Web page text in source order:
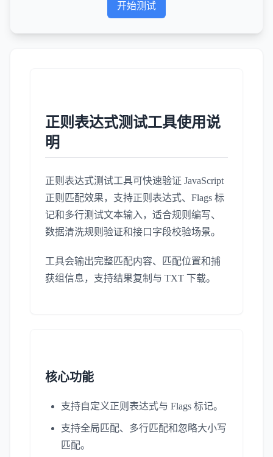
开始测试
正则表达式测试工具使用说
明
正则表达式测试工具可快速验证 JavaScript
正则匹配效果，支持正则表达式、Flags 标
记和多行测试文本输入，适合规则编写、
数据清洗规则验证和接口字段校验场景。
工具会输出完整匹配内容、匹配位置和捕
获组信息，支持结果复制与 TXT 下载。
核心功能
支持自定义正则表达式与 Flags 标记。
支持全局匹配、多行匹配和忽略大小写
匹配。